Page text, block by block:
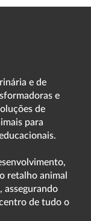
e de
e
de
para
retalho animal
assegurando
de tudo o